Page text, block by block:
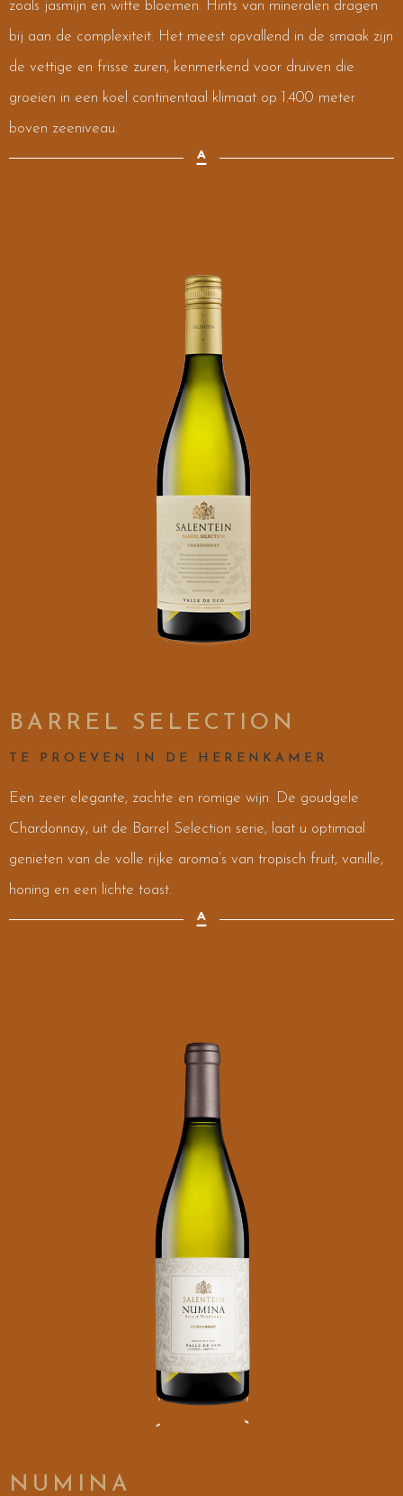
zoals jasmijn en witte bloemen. Hints van mineralen dragen
bij aan de complexiteit. Het meest opvallend in de smaak zijn
de vettige en frisse zuren, kenmerkend voor druiven die
groeien in een koel continentaal klimaat op 1.400 meter
boven zeeniveau.
BARREL SELECTION
TE PROEVEN IN DE HERENKAMER
Een zeer elegante, zachte en romige wijn. De goudgele
Chardonnay, uit de Barrel Selection serie, laat u optimaal
genieten van de volle rijke aroma’s van tropisch fruit, vanille,
honing en een lichte toast.
NUMINA